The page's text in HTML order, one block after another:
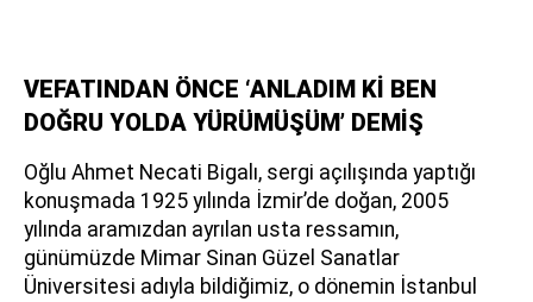
VEFATINDAN ÖNCE ‘ANLADIM Kİ BEN
DOĞRU YOLDA YÜRÜMÜŞÜM’ DEMİŞ
Oğlu Ahmet Necati Bigalı, sergi açılışında yaptığı
konuşmada 1925 yılında İzmir’de doğan, 2005
yılında aramızdan ayrılan usta ressamın,
günümüzde Mimar Sinan Güzel Sanatlar
Üniversitesi adıyla bildiğimiz, o dönemin İstanbul